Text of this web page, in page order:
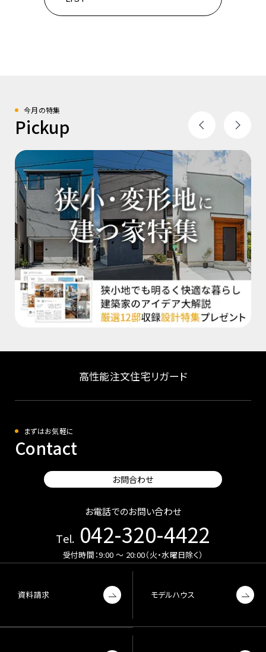
今月の特集
Pickup
高性能注文住宅リガード
まずはお気軽に
Contact
お問合わせ
お電話でのお問い合わせ
Tel. 042-320-4422
受付時間：9:00 〜 20:00（火・水曜日除く）
資料請求 モデルハウス